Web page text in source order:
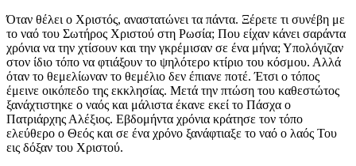
Όταν θέλει ο Χριστός, αναστατώνει τα πάντα. Ξέρετε τι συνέβη με
το ναό του Σωτήρος Χριστού στη Ρωσία; Που είχαν κάνει σαράντα
χρόνια να την χτίσουν και την γκρέμισαν σε ένα μήνα; Υπολόγιζαν
στον ίδιο τόπο να φτιάξουν το ψηλότερο κτίριο του κόσμου. Αλλά
όταν το θεμελίωναν το θεμέλιο δεν έπιανε ποτέ. Έτσι ο τόπος
έμεινε οικόπεδο της εκκλησίας. Μετά την πτώση του καθεστώτος
ξανάχτιστηκε ο ναός και μάλιστα έκανε εκεί το Πάσχα ο
Πατριάρχης Αλέξιος. Εβδομήντα χρόνια κράτησε τον τόπο
ελεύθερο ο Θεός και σε ένα χρόνο ξανάφτιαξε το ναό ο λαός Του
εις δόξαν του Χριστού.